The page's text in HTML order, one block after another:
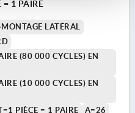
= 1 PAIRE
LATÉRAL
(80 000 CYCLES) EN
(10 000 CYCLES) EN
PIÈCE = 1 PAIRE
A=26